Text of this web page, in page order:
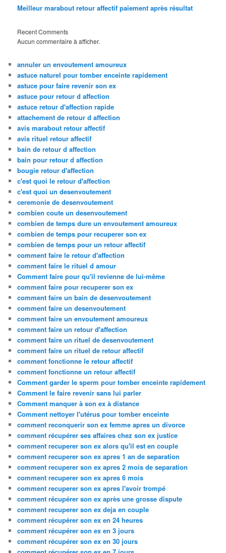
Meilleur marabout retour affectif paiement après résultat
Recent Comments
Aucun commentaire à afficher.
annuler un envoutement amoureux
astuce naturel pour tomber enceinte rapidement
astuce pour faire revenir son ex
astuce pour retour d affection
astuce retour d'affection rapide
attachement de retour d affection
avis marabout retour affectif
avis rituel retour affectif
bain de retour d affection
bain pour retour d affection
bougie retour d'affection
c'est quoi le retour d'affection
c'est quoi un desenvoutement
ceremonie de desenvoutement
combien coute un desenvoutement
combien de temps dure un envoutement amoureux
combien de temps pour recuperer son ex
combien de temps pour un retour affectif
comment faire le retour d'affection
comment faire le rituel d amour
Comment faire pour qu'il revienne de lui-même
comment faire pour recuperer son ex
comment faire un bain de desenvoutement
comment faire un desenvoutement
comment faire un envoutement amoureux
comment faire un retour d'affection
comment faire un rituel de desenvoutement
comment faire un rituel de retour affectif
comment fonctionne le retour affectif
comment fonctionne un retour affectif
Comment garder le sperm pour tomber enceinte rapidement
Comment le faire revenir sans lui parler
Comment manquer à son ex à distance
Comment nettoyer l'utérus pour tomber enceinte
comment reconquerir son ex femme apres un divorce
comment récupérer ses affaires chez son ex justice
comment recuperer son ex alors qu'il est en couple
comment recuperer son ex apres 1 an de separation
comment recuperer son ex apres 2 mois de separation
comment recuperer son ex apres 6 mois
comment recuperer son ex apres l'avoir trompé
comment récupérer son ex après une grosse dispute
comment recuperer son ex deja en couple
comment récupérer son ex en 24 heures
comment récupérer son ex en 3 jours
comment récupérer son ex en 30 jours